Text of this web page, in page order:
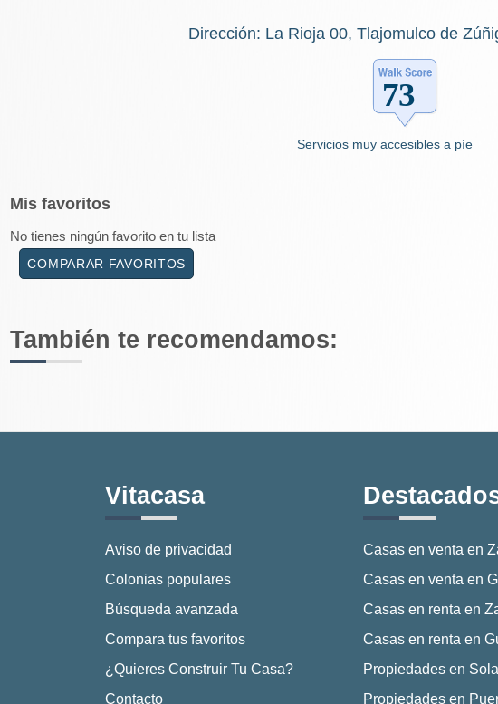
Dirección: La Rioja 00, Tlajomulco de
Servicios muy accesibles a píe
Mis favoritos
No tienes ningún favorito en tu lista
COMPARAR FAVORITOS
También te recomendamos:
Vitacasa
Aviso de privacidad
Colonias populares
Búsqueda avanzada
Compara tus favoritos
¿Quieres Construir Tu Casa?
Contacto
Casas en venta en
Casas en venta en
Casas en renta en
Casas en renta en
Propiedades en
Propiedades en